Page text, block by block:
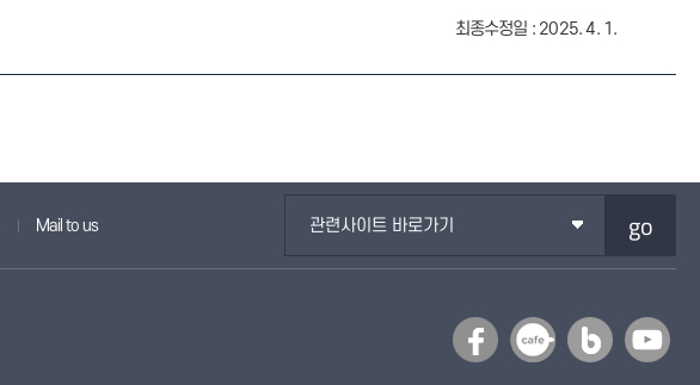
최종수정일 : 2025. 4. 1.
관련사이트 바로가기 go
Mail to us